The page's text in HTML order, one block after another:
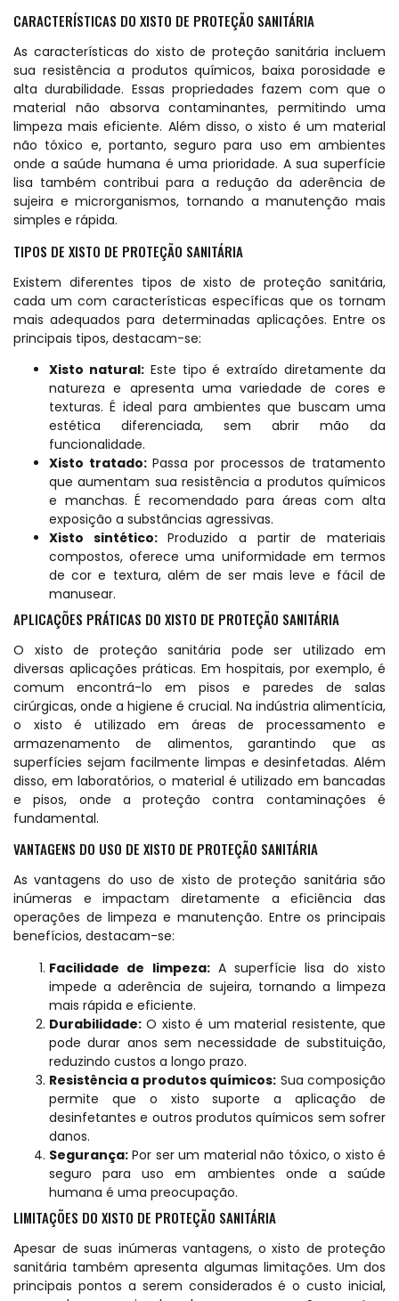
CARACTERÍSTICAS DO XISTO DE PROTEÇÃO SANITÁRIA
As características do xisto de proteção sanitária incluem
sua resistência a produtos químicos, baixa porosidade e
alta durabilidade. Essas propriedades fazem com que o
material não absorva contaminantes, permitindo uma
limpeza mais eficiente. Além disso, o xisto é um material
não tóxico e, portanto, seguro para uso em ambientes
onde a saúde humana é uma prioridade. A sua superfície
lisa também contribui para a redução da aderência de
sujeira e microrganismos, tornando a manutenção mais
simples e rápida.
TIPOS DE XISTO DE PROTEÇÃO SANITÁRIA
Existem diferentes tipos de xisto de proteção sanitária,
cada um com características específicas que os tornam
mais adequados para determinadas aplicações. Entre os
principais tipos, destacam-se:
Xisto natural:Este tipo é extraído diretamente da
natureza e apresenta uma variedade de cores e
texturas. É ideal para ambientes que buscam uma
estética diferenciada, sem abrir mão da
funcionalidade.
Xisto tratado:Passa por processos de tratamento
que aumentam sua resistência a produtos químicos
e manchas. É recomendado para áreas com alta
exposição a substâncias agressivas.
Xisto sintético:Produzido a partir de materiais
compostos, oferece uma uniformidade em termos
de cor e textura, além de ser mais leve e fácil de
manusear.
APLICAÇÕES PRÁTICAS DO XISTO DE PROTEÇÃO SANITÁRIA
O xisto de proteção sanitária pode ser utilizado em
diversas aplicações práticas. Em hospitais, por exemplo, é
comum encontrá-lo em pisos e paredes de salas
cirúrgicas, onde a higiene é crucial. Na indústria alimentícia,
o xisto é utilizado em áreas de processamento e
armazenamento de alimentos, garantindo que as
superfícies sejam facilmente limpas e desinfetadas. Além
disso, em laboratórios, o material é utilizado em bancadas
e pisos, onde a proteção contra contaminações é
fundamental.
VANTAGENS DO USO DE XISTO DE PROTEÇÃO SANITÁRIA
As vantagens do uso de xisto de proteção sanitária são
inúmeras e impactam diretamente a eficiência das
operações de limpeza e manutenção. Entre os principais
benefícios, destacam-se:
Facilidade de limpeza:A superfície lisa do xisto
impede a aderência de sujeira, tornando a limpeza
mais rápida e eficiente.
Durabilidade: O xisto é um material resistente, que
pode durar anos sem necessidade de substituição,
reduzindo custos a longo prazo.
Resistência a produtos químicos: Sua composição
permite que o xisto suporte a aplicação de
desinfetantes e outros produtos químicos sem sofrer
danos.
Segurança: Por ser um material não tóxico, o xisto é
seguro para uso em ambientes onde a saúde
humana é uma preocupação.
LIMITAÇÕES DO XISTO DE PROTEÇÃO SANITÁRIA
Apesar de suas inúmeras vantagens, o xisto de proteção
sanitária também apresenta algumas limitações. Um dos
principais pontos a serem considerados é o custo inicial,